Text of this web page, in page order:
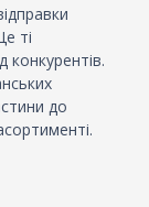
ті
конкурентів.
до